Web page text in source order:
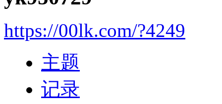
https://00lk.com/?4249
主题
记录